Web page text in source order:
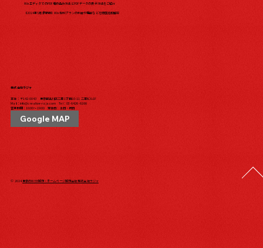
WixエディタでのPDF埋め込み方法とPDFデータの表示方法をご紹介
【2024年5月最新版】Wix有料プランの料金や機能などを徹底比較解説
株式会社ラジャ
本社：〒142-0043 東京都品川区二葉1丁目10-11 二葉ビル1F
Mail： info@creative-raja.com Tel： 03-6426-6166
営業時間：10:00〜19:00 定休日：土日・祝日
Google MAP
© 2024東京のWEB制作・ホームページ制作会社 株式会社ラジャ